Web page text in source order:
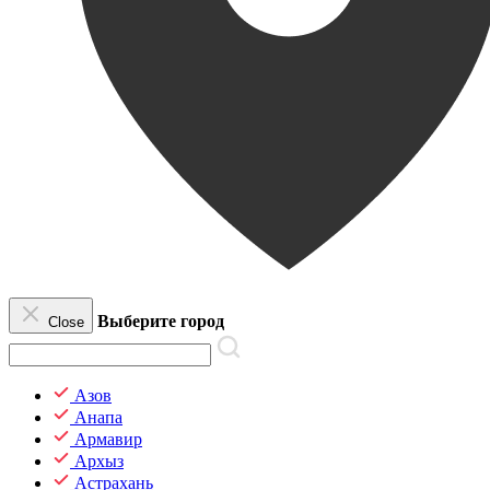
Close Выберите город
Азов
Анапа
Армавир
Архыз
Астрахань